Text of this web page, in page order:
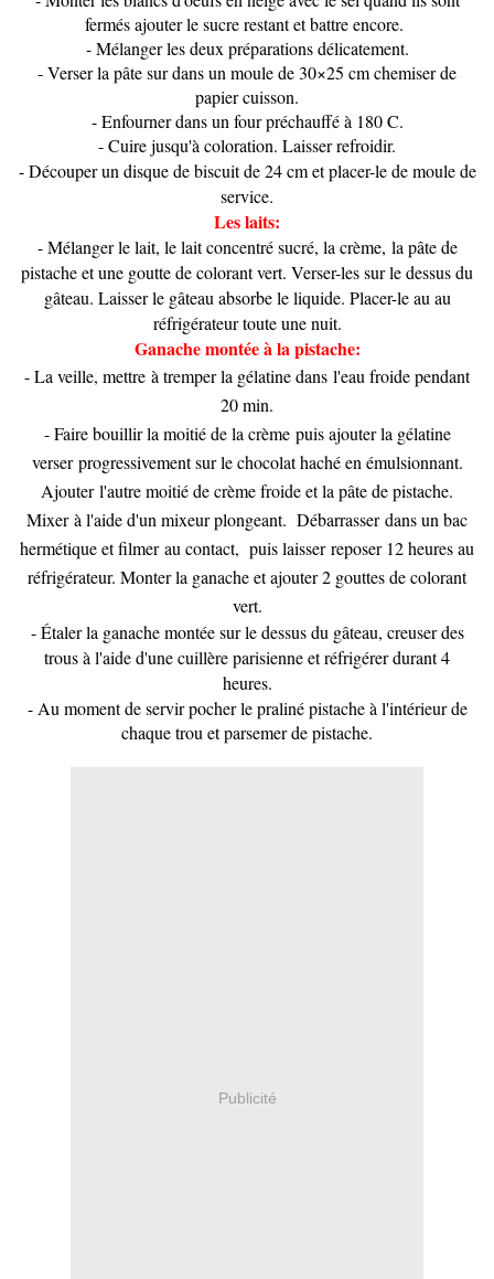
fermés ajouter le sucre restant et battre encore.
- Mélanger les deux préparations délicatement.
- Verser la pâte sur dans un moule de 30×25 cm chemiser de
papier cuisson.
- Enfourner dans un four préchauffé à 180 C.
- Cuire jusqu'à coloration. Laisser refroidir.
- Découper un disque de biscuit de 24 cm et placer-le de moule de
service.
Les laits:
- Mélanger le lait, le lait concentré sucré, la crème, la pâte de
pistache et une goutte de colorant vert. Verser-les sur le dessus du
gâteau. Laisser le gâteau absorbe le liquide. Placer-le au au
réfrigérateur toute une nuit.
Ganache montée à la pistache:
- La veille, mettre à tremper la gélatine dans l'eau froide pendant
20 min.
- Faire bouillir la moitié de la crème puis ajouter la gélatine
verser progressivement sur le chocolat haché en émulsionnant.
Ajouter l'autre moitié de crème froide et la pâte de pistache.
Mixer à l'aide d'un mixeur plongeant. Débarrasser dans un bac
hermétique et filmer au contact, puis laisser reposer 12 heures au
réfrigérateur. Monter la ganache et ajouter 2 gouttes de colorant
vert.
- Étaler la ganache montée sur le dessus du gâteau, creuser des
trous à l'aide d'une cuillère parisienne et réfrigérer durant 4
heures.
- Au moment de servir pocher le praliné pistache à l'intérieur de
chaque trou et parsemer de pistache.
Publicité